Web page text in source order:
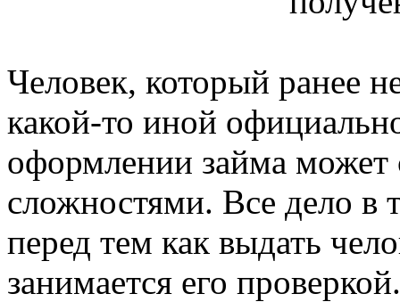
Человек, который ранее
какой-то иной
оформлении займа может
сложностями. Все дело в
перед тем как выдать
занимается его проверкой.